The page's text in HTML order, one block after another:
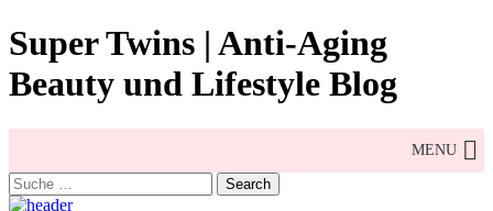
Skip
to
content
Super Twins | Anti-Aging
Beauty und Lifestyle Blog
MENU
Search
for: